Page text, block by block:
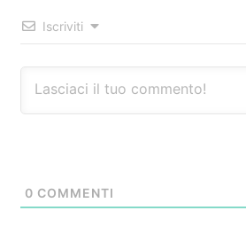
Iscriviti
0 COMMENTI